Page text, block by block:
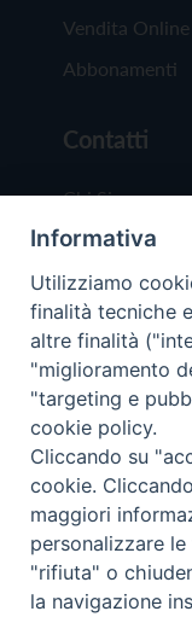
Vendita Online
Abbonamenti
Contatti
Chi Siamo
Redazione
Scrivici
Copyright ©
Trentina
Privacy Policy
Informativa
Utilizziamo
finalità tecniche
altre finalità
"miglioramento
"targeting e
cookie policy.
Cliccando su
cookie.
maggiori
personalizzare
"rifiuta" o
la navigazione